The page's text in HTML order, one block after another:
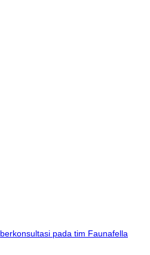
berkonsultasi pada tim Faunafella